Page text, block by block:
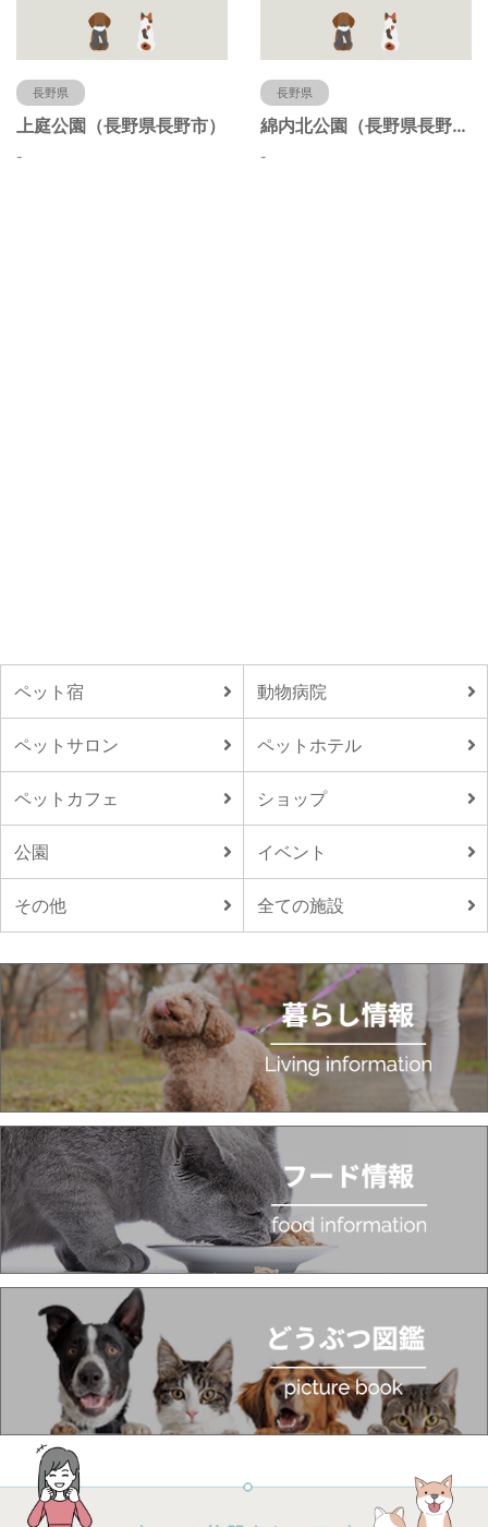
長野県
上庭公園（長野県長野市）
-
長野県
綿内北公園（長野県長野市）
-
ペット宿 動物病院
ペットサロン ペットホテル
ペットカフェ ショップ
公園 イベント
その他 全ての施設